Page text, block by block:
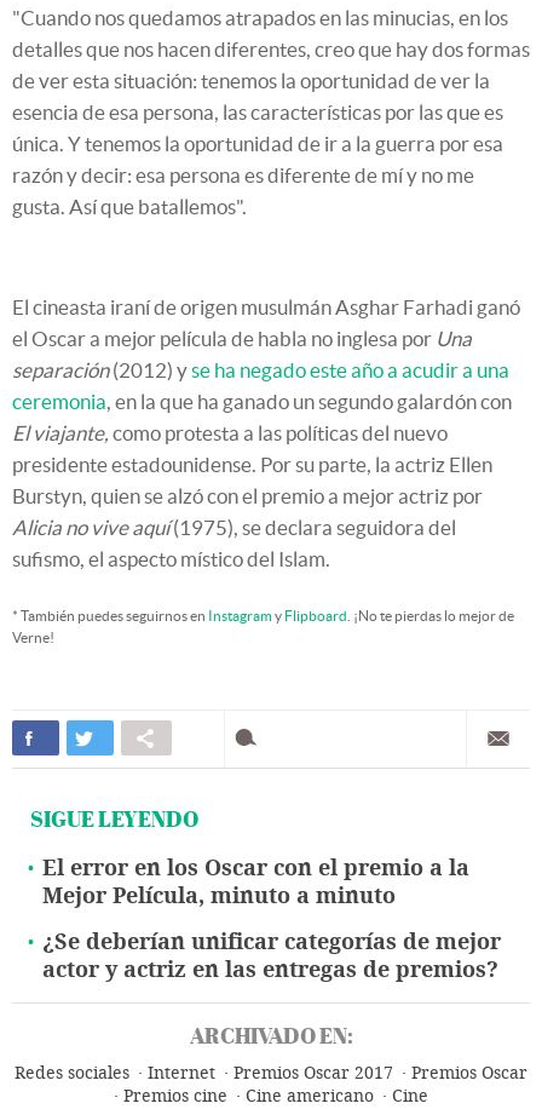
"Cuando nos quedamos atrapados en las minucias, en los
detalles que nos hacen diferentes, creo que hay dos formas
de ver esta situación: tenemos la oportunidad de ver la
esencia de esa persona, las características por las que es
única. Y tenemos la oportunidad de ir a la guerra por esa
razón y decir: esa persona es diferente de mí y no me
gusta. Así que batallemos".
El cineasta iraní de origen musulmán Asghar Farhadi ganó
el Oscar a mejor película de habla no inglesa por Una
separación(2012) yse ha negado este año a acudir a una
ceremonia, en la que ha ganado un segundo galardón con
El viajante, como protesta a las políticas del nuevo
presidente estadounidense. Por su parte, la actriz Ellen
Burstyn, quien se alzó con el premio a mejor actriz por
Alicia no vive aquí(1975), se declara seguidora del
sufismo, el aspecto místico del Islam.
* También puedes seguirnos en Instagramy Flipboard . ¡No te pierdas lo mejor de
Verne!
SIGUE LEYENDO
El error en los Oscar con el premio a la
Mejor Película, minuto a minuto
¿Se deberían unificar categorías de mejor
actor y actriz en las entregas de premios?
ARCHIVADO EN:
Redes sociales Internet Premios Oscar 2017
Premios Oscar
Premios cine
Cine americano Cine